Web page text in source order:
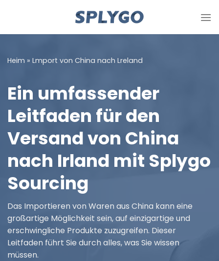
Heim » Lmport von China nach Lreland
Ein umfassender
Leitfaden für den
Versand von China
nach Irland mit Splygo
Sourcing
Das Importieren von Waren aus China kann eine
großartige Möglichkeit sein, auf einzigartige und
erschwingliche Produkte zuzugreifen. Dieser
Leitfaden führt Sie durch alles, was Sie wissen
müssen.